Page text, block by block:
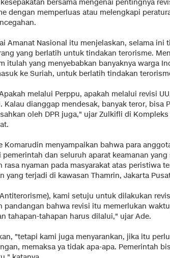
bersama mengenai pentingnya
dengan memperluas atau melengkapi
Amanat Nasional itu menjelaskan, selama ini
yang berlatih untuk tindakan terorisme.
itulah yang menyebabkan banyaknya warga
ke Suriah, untuk berlatih tindakan
melalui Perppu, apakah melalui revisi
Kalau dianggap mendesak, banyak teror, bisa
oleh DPR juga," ujar Zulkifli di
Komarudin menyampaikan bahwa para
pemerintah dan seluruh aparat keamanan
rasa nyaman pada masyarakat atas peristiwa
yang terjadi di kawasan Thamrin, Jakarta
kami setuju untuk dilakukan
pandangan bahwa revisi itu memerlukan
tahapan-tahapan harus dilalui," ujar Ade.
"tetapi kami juga menyarankan, jika itu
memaksa ya tidak apa-apa. Pemerintah